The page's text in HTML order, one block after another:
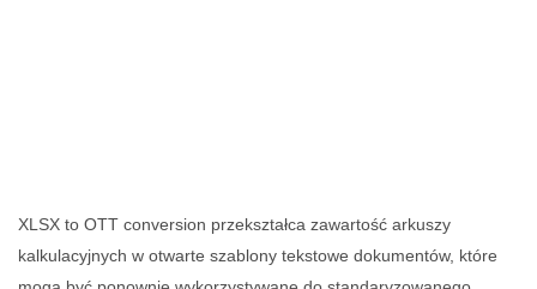
XLSX to OTT conversion przekształca zawartość arkuszy
kalkulacyjnych w otwarte szablony tekstowe dokumentów, które